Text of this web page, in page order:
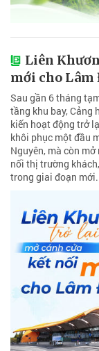
Liên
mới cho Lâm
Sau gần 6 tháng
tầng khu bay, Cảng
kiến hoạt động trở
khôi phục một đầu
Nguyên, mà còn
nối thị trường
trong giai đoạn mới.